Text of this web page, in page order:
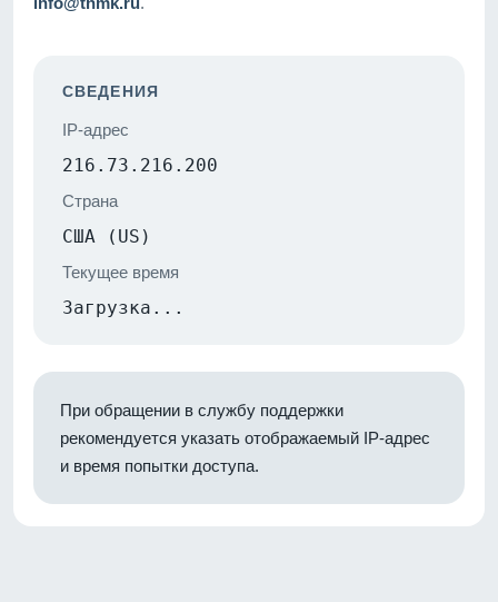
СВЕДЕНИЯ
IP-адрес
216.73.216.200
Страна
США (US)
Текущее время
Загрузка...
При обращении в службу поддержки
рекомендуется указать отображаемый IP-адрес
и время попытки доступа.